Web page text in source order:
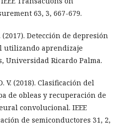
63, 3, 667-679.
(2017). Detección de depresión
utilizando aprendizaje
Universidad Ricardo Palma.
V. (2018). Clasificación del
de obleas y recuperación de
convolucional. IEEE
de semiconductores 31, 2,